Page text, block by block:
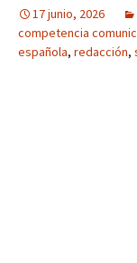
17 junio, 2026
competencia
española, redacción,